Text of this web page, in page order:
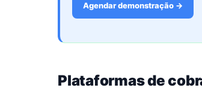
Agendar demonstração →
Plataformas de